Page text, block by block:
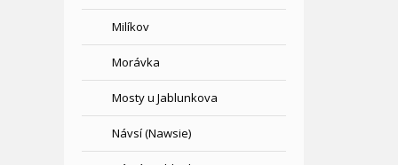
Milíkov
Morávka
Mosty u Jablunkova
Návsí (Nawsie)